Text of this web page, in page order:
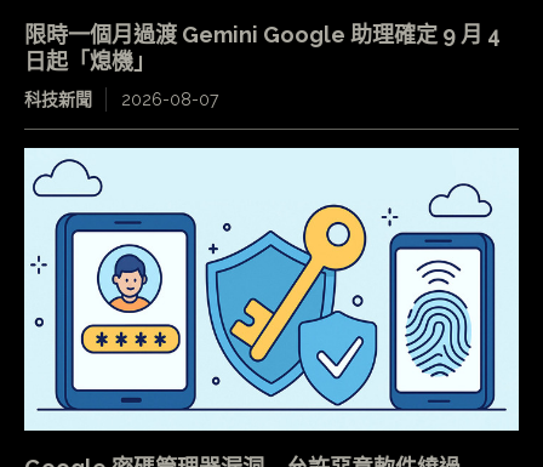
限時一個月過渡 Gemini Google 助理確定 9 月 4
日起「熄機」
科技新聞 2026-08-07